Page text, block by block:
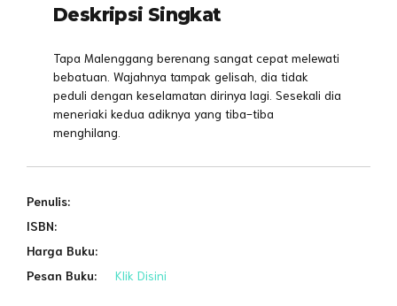
Deskripsi Singkat
Tapa Malenggang berenang sangat cepat melewati
bebatuan. Wajahnya tampak gelisah, dia tidak
peduli dengan keselamatan dirinya lagi. Sesekali dia
meneriaki kedua adiknya yang tiba-tiba
menghilang.
Penulis:
ISBN:
Harga Buku:
Pesan Buku:
Klik Disini